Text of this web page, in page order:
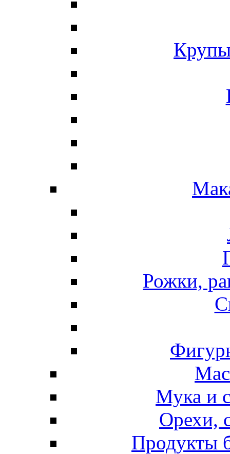
Рожки,
Мука и
Орехи,
Продукты